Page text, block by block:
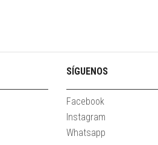
SÍGUENOS
Facebook
Instagram
Whatsapp